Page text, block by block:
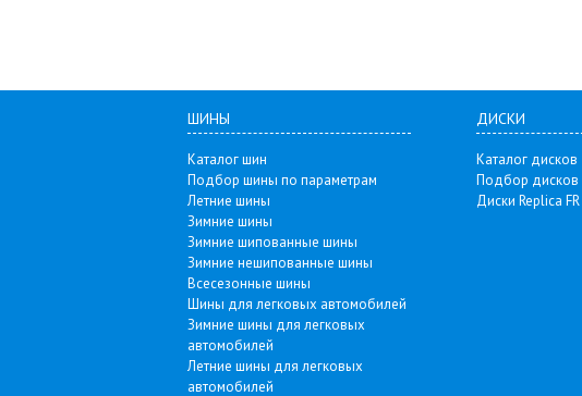
ШИНЫ
Каталог шин
Подбор шины по параметрам
Летние шины
Зимние шины
Зимние шипованные шины
Зимние нешипованные шины
Всесезонные шины
Шины для легковых автомобилей
Зимние шины для легковых
автомобилей
Летние шины для легковых
автомобилей
ДИСКИ
Каталог дисков
Подбор дисков
Диски Replica FR